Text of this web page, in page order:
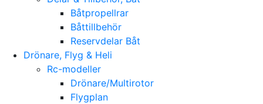
Båtpropellrar
Båttillbehör
Reservdelar Båt
Drönare, Flyg & Heli
Rc-modeller
Drönare/Multirotor
Flygplan